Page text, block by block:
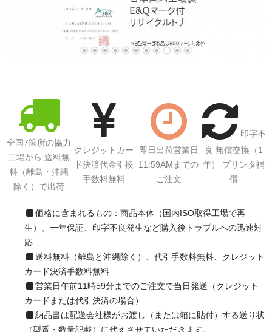
全国7箇所の協力
工場から 送料無
料（離島・沖縄
除く）で出荷
クレジットカー
ド決済代金引換
手数料無料
即日出荷営業日
11:59AMまでの
ご注文
印字不
良 無償交換（1
年） プリンタ補
償
価格に含まれるもの：商品本体（国内ISO取得工場で再
生）、一年保証、印字不良発生など購入後トラブルへの迅速対
応
送料無料（離島と沖縄除く）、代引手数料無料、クレジット
カード決済手数料無料
営業日午前11時59分までのご注文で当日発送（クレジット
カードまたは代引決済の場合）
納品書は配送会社様がお渡し（または箱に貼付）する送り状
（型番・数量記載）に代えさせていただきます。